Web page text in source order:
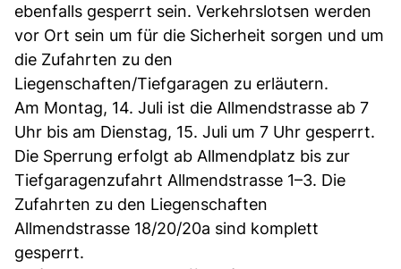
ebenfalls gesperrt sein. Verkehrslotsen werden
vor Ort sein um für die Sicherheit sorgen und um
die Zufahrten zu den
Liegenschaften/Tiefgaragen zu erläutern.
Am Montag, 14. Juli ist die Allmendstrasse ab 7
Uhr bis am Dienstag, 15. Juli um 7 Uhr gesperrt.
Die Sperrung erfolgt ab Allmendplatz bis zur
Tiefgaragenzufahrt Allmendstrasse 1–3. Die
Zufahrten zu den Liegenschaften
Allmendstrasse 18/20/20a sind komplett
gesperrt.